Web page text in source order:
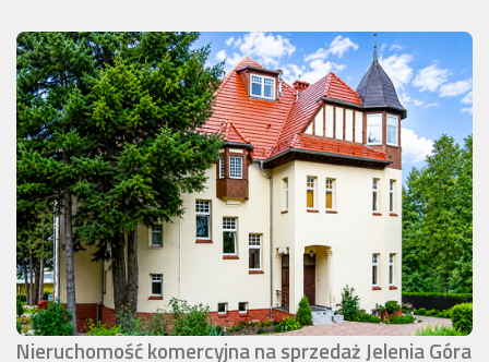
Nieruchomość komercyjna na sprzedaż Jelenia Góra